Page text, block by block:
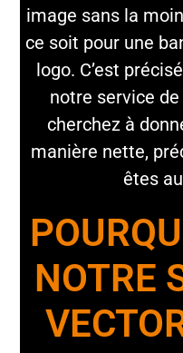
image sans la
ce soit pour une
logo. C’est
notre service
cherchez à
manière nette,
êtes
NOTRE